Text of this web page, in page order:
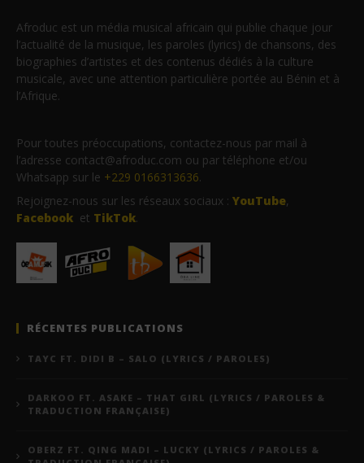
Afroduc est un média musical africain qui publie chaque jour
l’actualité de la musique, les paroles (lyrics) de chansons, des
biographies d’artistes et des contenus dédiés à la culture
musicale, avec une attention particulière portée au Bénin et à
l’Afrique.
Pour toutes préoccupations, contactez-nous par mail à
l’adresse contact@afroduc.com ou par téléphone et/ou
Whatsapp sur le +229 0166313636.
Rejoignez-nous sur les réseaux sociaux : YouTube,
Facebook et TikTok.
RÉCENTES PUBLICATIONS
TAYC FT. DIDI B – SALO (LYRICS / PAROLES)
DARKOO FT. ASAKE – THAT GIRL (LYRICS / PAROLES &
TRADUCTION FRANÇAISE)
OBERZ FT. QING MADI – LUCKY (LYRICS / PAROLES &